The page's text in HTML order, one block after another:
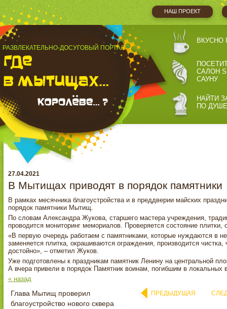
НАШ ПРОЕКТ
РАЗВЛЕКАТЕЛЬНО-ДОСУГОВЫЙ ПОРТАЛ
ВКУСНО
САЛОН
САУНУ
НАЙТИ
ПО ДУШЕ
27.04.2021
В Мытищах приводят в порядок памятники
В рамках месячника благоустройства и в преддверии майских
порядок памятники Мытищ.
По словам Александра Жукова, старшего мастера учреждения,
проводится мониторинг мемориалов. Проверяется состояние плитки,
«В первую очередь работаем с памятниками, которые нуждаются в
заменяется плитка, окрашиваются ограждения, производится
достойно», – отметил Жуков.
Уже подготовлены к праздникам памятник Ленину на центральной
А вчера привели в порядок Памятник воинам, погибшим в локальных
« назад
Глава Мытищ проверил
благоустройство нового сквера
ПРЕДЫДУЩАЯ